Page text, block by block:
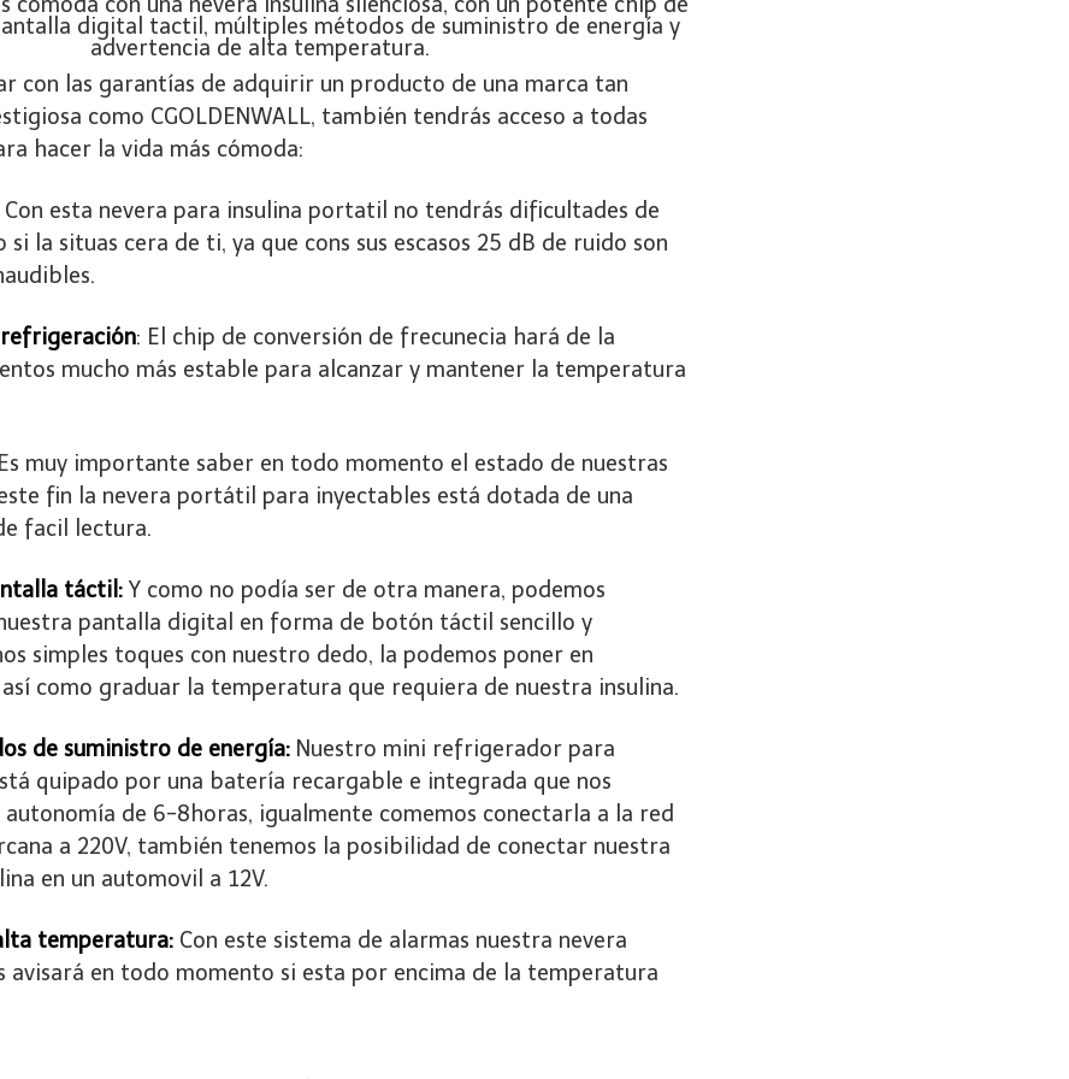
con las garantías de adquirir un producto de una marca tan
como CGOLDENWALL, también tendrás acceso a todas
hacer la vida más cómoda:
Con esta nevera para insulina portatil no tendrás dificultades de
si la situas cera de ti, ya que cons sus escasos 25 dB de ruido son
: El chip de conversión de frecunecia hará de la
mucho más estable para alcanzar y mantener la temperatura
muy importante saber en todo momento el estado de nuestras
fin la nevera portátil para inyectables está dotada de una
facil lectura.
táctil: Y como no podía ser de otra manera, podemos
pantalla digital en forma de botón táctil sencillo y
simples toques con nuestro dedo, la podemos poner en
como graduar la temperatura que requiera de nuestra insulina.
de suministro de energía: Nuestro mini refrigerador para
quipado por una batería recargable e integrada que nos
de 6-8horas, igualmente comemos conectarla a la red
a 220V, también tenemos la posibilidad de conectar nuestra
en un automovil a 12V.
temperatura: Con este sistema de alarmas nuestra nevera
avisará en todo momento si esta por encima de la temperatura